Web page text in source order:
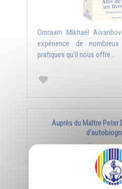
Omraam Mikhaël
expérience de
pratiques qu’il nous offre...
Auprès du Maître Peter